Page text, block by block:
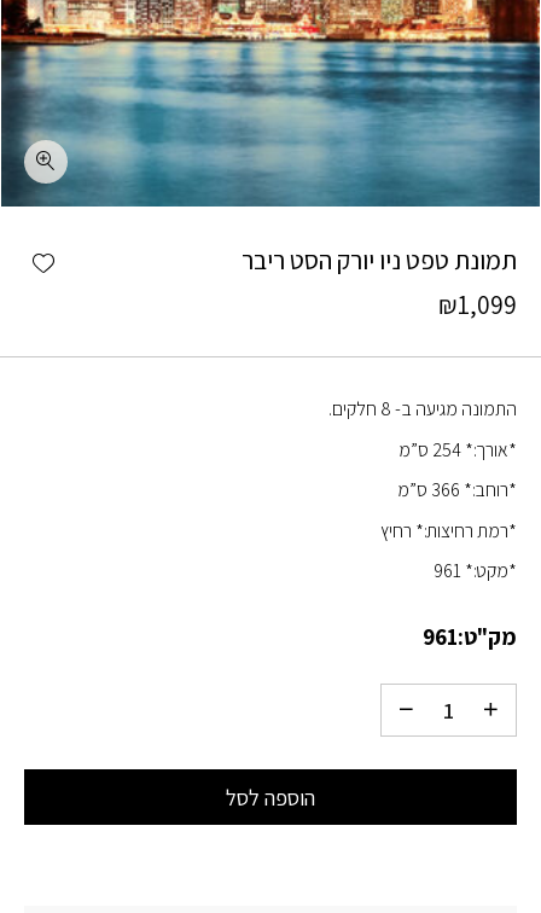
תמונת טפט ניו יורק הסט ריבר
₪1,099
התמונה מגיעה ב- 8 חלקים.
*אורך:* 254 ס”מ
*רוחב:* 366 ס”מ
*רמת רחיצות:* רחיץ
*מקט:* 961
מק"ט:961
הוספה לסל